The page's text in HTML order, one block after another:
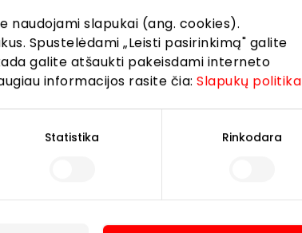
naudojami slapukai (ang. cookies).
Spustelėdami „Leisti pasirinkimą" galite
galite atšaukti pakeisdami interneto
informacijos rasite čia:Slapukų politika
Statistika Rinkodara
sutinki gauti PPC
AKROPOLIS GROUP,